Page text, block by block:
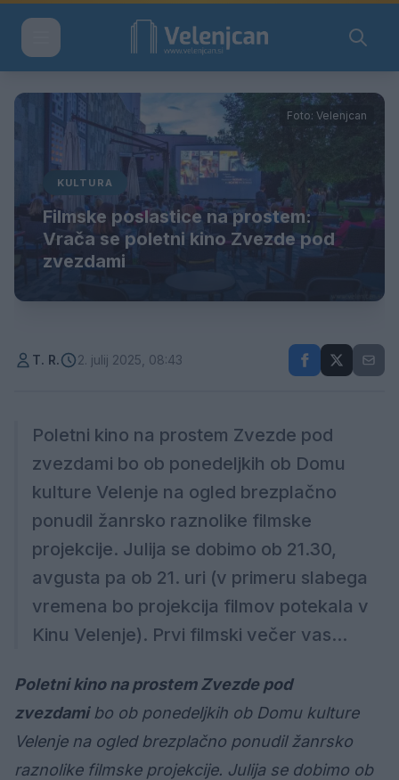
Foto: Velenjcan
KULTURA
Filmske poslastice na prostem:
Vrača se poletni kino Zvezde pod
zvezdami
T. R. 2. julij 2025, 08:43
Poletni kino na prostem Zvezde pod
zvezdami bo ob ponedeljkih ob Domu
kulture Velenje na ogled brezplačno
ponudil žanrsko raznolike filmske
projekcije. Julija se dobimo ob 21.30,
avgusta pa ob 21. uri (v primeru slabega
vremena bo projekcija filmov potekala v
Kinu Velenje). Prvi filmski večer vas...
Poletni kino na prostem Zvezde pod
zvezdamibo ob ponedeljkih ob Domu kulture
Velenje na ogled brezplačno ponudil žanrsko
raznolike filmske projekcije. Julija se dobimo ob